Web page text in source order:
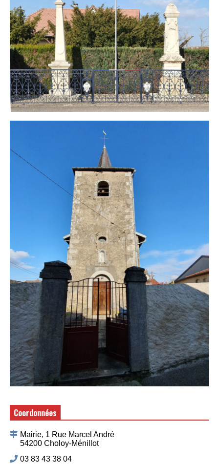
Coordonnées
Mairie, 1 Rue Marcel André
54200 Choloy-Ménillot
03 83 43 38 04